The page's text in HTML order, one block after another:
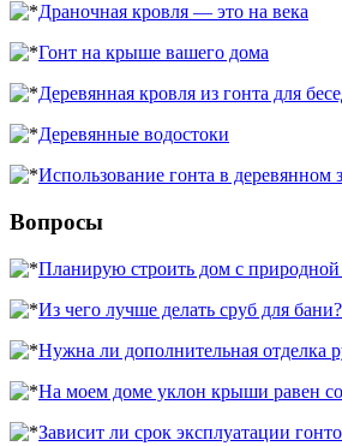
Драночная кровля — это на века
Гонт на крыше вашего дома
Деревянная кровля из гонта для
Деревянные водостоки
Использование гонта в деревянном
Вопросы
Планирую строить дом с природной
Из чего лучше делать сруб для бани?
Нужна ли дополнительная отделка
На моем доме уклон крыши равен
Зависит ли срок эксплуатации